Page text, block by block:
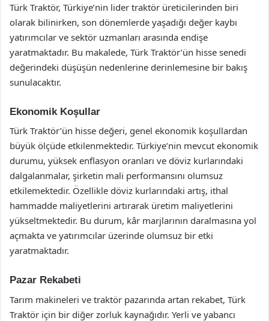
Türk Traktör, Türkiye’nin lider traktör üreticilerinden biri
olarak bilinirken, son dönemlerde yaşadığı değer kaybı
yatırımcılar ve sektör uzmanları arasında endişe
yaratmaktadır. Bu makalede, Türk Traktör’ün hisse senedi
değerindeki düşüşün nedenlerine derinlemesine bir bakış
sunulacaktır.
Ekonomik Koşullar
Türk Traktör’ün hisse değeri, genel ekonomik koşullardan
büyük ölçüde etkilenmektedir. Türkiye’nin mevcut ekonomik
durumu, yüksek enflasyon oranları ve döviz kurlarındaki
dalgalanmalar, şirketin mali performansını olumsuz
etkilemektedir. Özellikle döviz kurlarındaki artış, ithal
hammadde maliyetlerini artırarak üretim maliyetlerini
yükseltmektedir. Bu durum, kâr marjlarının daralmasına yol
açmakta ve yatırımcılar üzerinde olumsuz bir etki
yaratmaktadır.
Pazar Rekabeti
Tarım makineleri ve traktör pazarında artan rekabet, Türk
Traktör için bir diğer zorluk kaynağıdır. Yerli ve yabancı